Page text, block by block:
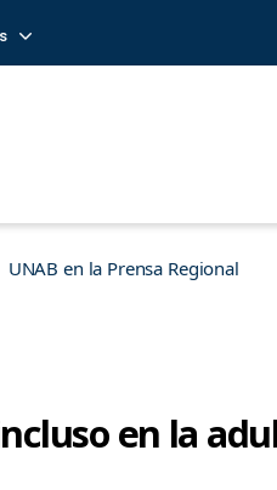
UNAB en la Prensa Regional
en la